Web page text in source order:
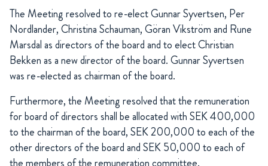
The Meeting resolved to re-elect Gunnar Syvertsen, Per
Nordlander, Christina Schauman, Göran Vikström and Rune
Marsdal as directors of the board and to elect Christian
Bekken as a new director of the board. Gunnar Syvertsen
was re-elected as chairman of the board.
Furthermore, the Meeting resolved that the remuneration
for board of directors shall be allocated with SEK 400,000
to the chairman of the board, SEK 200,000 to each of the
other directors of the board and SEK 50,000 to each of